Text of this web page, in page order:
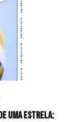
uma estrela: